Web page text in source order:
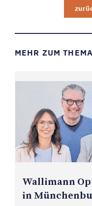
MEHR ZUM THEMA
Walli­mann
in